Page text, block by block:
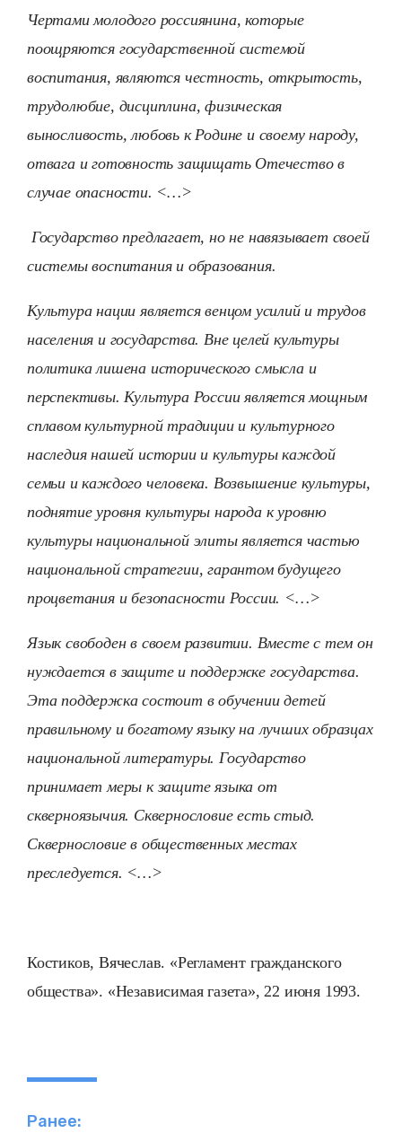
Чертами молодого россиянина, которые
поощряются государственной системой
воспитания, являются честность, открытость,
трудолюбие, дисциплина, физическая
выносливость, любовь к Родине и своему народу,
отвага и готовность защищать Отечество в
случае опасности. <…>
Государство предлагает, но не навязывает своей
системы воспитания и образования.
Культура нации является венцом усилий и трудов
населения и государства. Вне целей культуры
политика лишена исторического смысла и
перспективы. Культура России является мощным
сплавом культурной традиции и культурного
наследия нашей истории и культуры каждой
семьи и каждого человека. Возвышение культуры,
поднятие уровня культуры народа к уровню
культуры национальной элиты является частью
национальной стратегии, гарантом будущего
процветания и безопасности России. <…>
Язык свободен в своем развитии. Вместе с тем он
нуждается в защите и поддержке государства.
Эта поддержка состоит в обучении детей
правильному и богатому языку на лучших образцах
национальной литературы. Государство
принимает меры к защите языка от
скверноязычия. Сквернословие есть стыд.
Сквернословие в общественных местах
преследуется. <…>
Костиков, Вячеслав. «Регламент гражданского
общества». «Независимая газета», 22 июня 1993.
Ранее: